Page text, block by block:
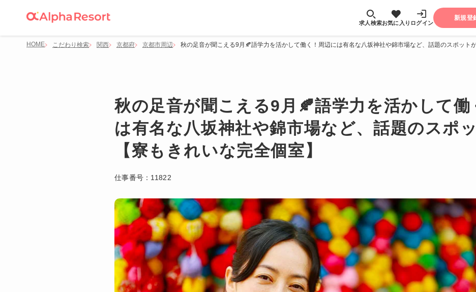
求人検索お気に入り ログイン
新規登
HOME こだわり検索 関西 京都府 京都市周辺 秋の足音が聞こえる9月🍂語学力を活かして働く！周辺には有名な八坂神社や錦市場など、話題のスポット
秋の足音が聞こえる9月🍂語学力を活かして働
は有名な八坂神社や錦市場など、話題のスポ
【寮もきれいな完全個室】
仕事番号： 11822